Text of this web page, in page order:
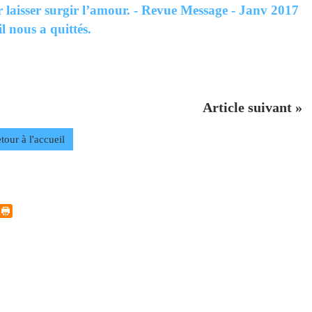
surgir l’amour. - Revue Message - Janv 2017
nous a quittés.
Article suivant »
à l'accueil